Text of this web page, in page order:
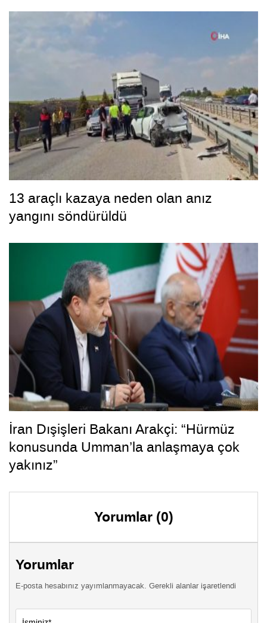
13 araçlı kazaya neden olan anız
yangını söndürüldü
İran Dışişleri Bakanı Arakçi: “Hürmüz
konusunda Umman’la anlaşmaya çok
yakınız”
Yorumlar (0)
Yorumlar
E-posta hesabınız yayımlanmayacak. Gerekli alanlar işaretlendi